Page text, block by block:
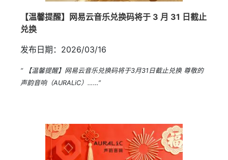
【温馨提醒】网易云音乐兑换码将于 3 月 31 日截止
兑换
发布日期：2026/03/16
“ 【温馨提醒】网易云音乐兑换码将于3月31日截止兑换 尊敬的
声韵音响（AURALiC）……”